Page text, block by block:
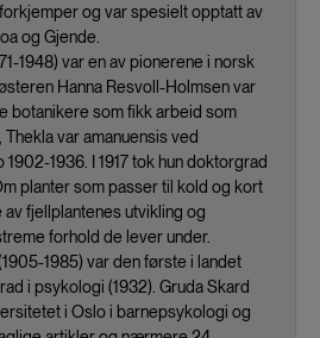
og var spesielt opptatt av
og Gjende.
1948) var en av pionerene i norsk
Hanna Resvoll-Holmsen var
botanikere som fikk arbeid som
var amanuensis ved
1936. I 1917 tok hun doktorgrad
planter som passer til kold og kort
av fjellplantenes utvikling og
forhold de lever under.
1985) var den første i landet
i psykologi (1932). Gruda Skard
i Oslo i barnepsykologi og